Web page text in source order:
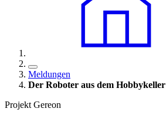
Meldungen
Der Roboter aus dem Hobbykeller
Projekt Gereon